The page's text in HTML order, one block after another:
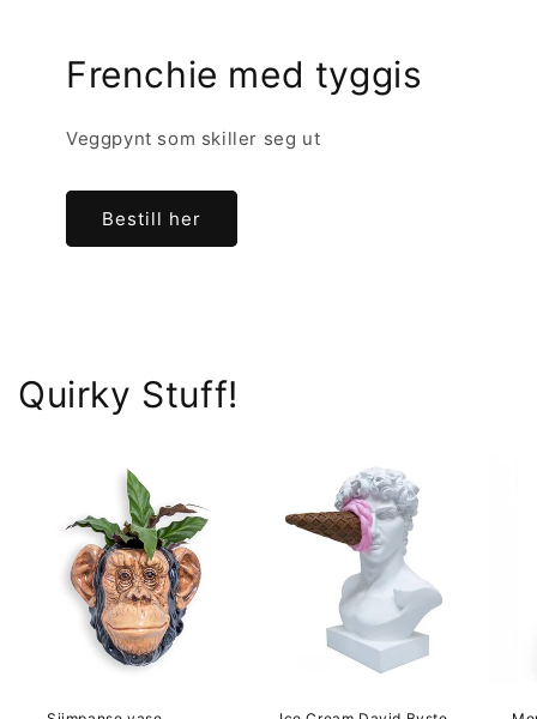
Frenchie med tyggis
Veggpynt som skiller seg ut
Bestill her
Quirky Stuff!